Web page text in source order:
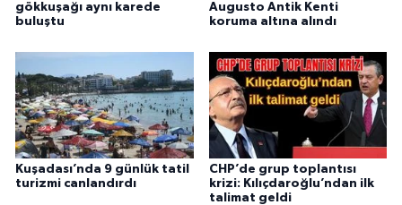
gökkuşağı aynı karede
buluştu
Augusto Antik Kenti
koruma altına alındı
Kuşadası’nda 9 günlük tatil
turizmi canlandırdı
CHP’de grup toplantısı
krizi: Kılıçdaroğlu’ndan ilk
talimat geldi